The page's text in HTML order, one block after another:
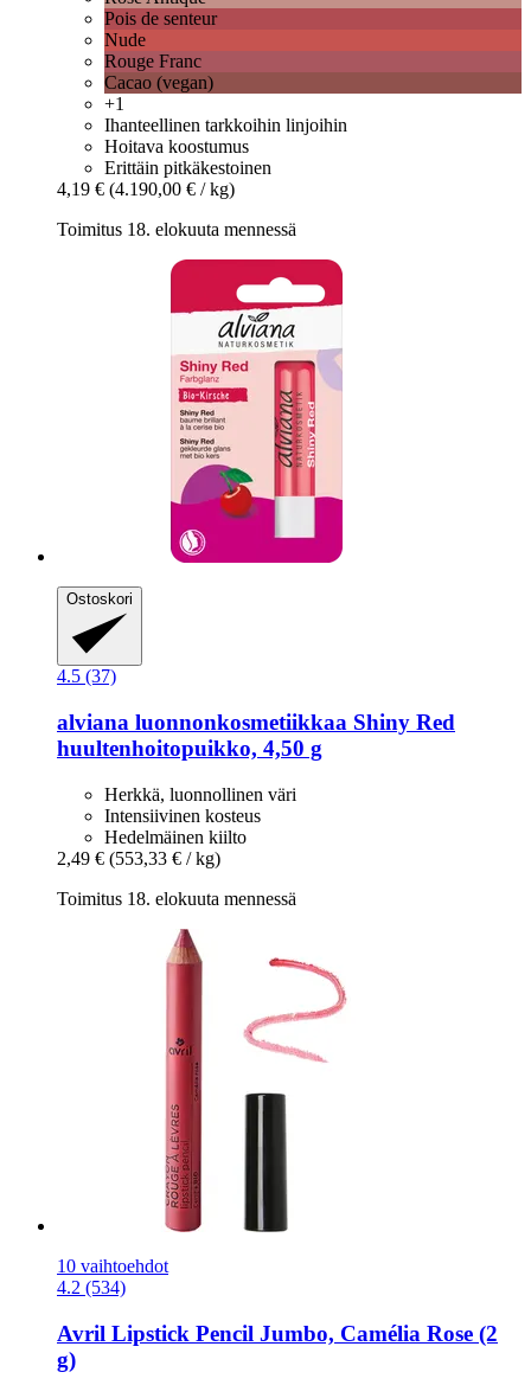
Pois de senteur
Nude
Rouge Franc
Cacao (vegan)
+1
Ihanteellinen tarkkoihin linjoihin
Hoitava koostumus
Erittäin pitkäkestoinen
4,19 € (4.190,00 € / kg)
Toimitus 18. elokuuta mennessä
Ostoskori
4.5 (37)
alviana luonnonkosmetiikkaa Shiny Red
huultenhoitopuikko, 4,50 g
Herkkä, luonnollinen väri
Intensiivinen kosteus
Hedelmäinen kiilto
2,49 € (553,33 € / kg)
Toimitus 18. elokuuta mennessä
10 vaihtoehdot
4.2 (534)
Avril Lipstick Pencil Jumbo, Camélia Rose (2
g)